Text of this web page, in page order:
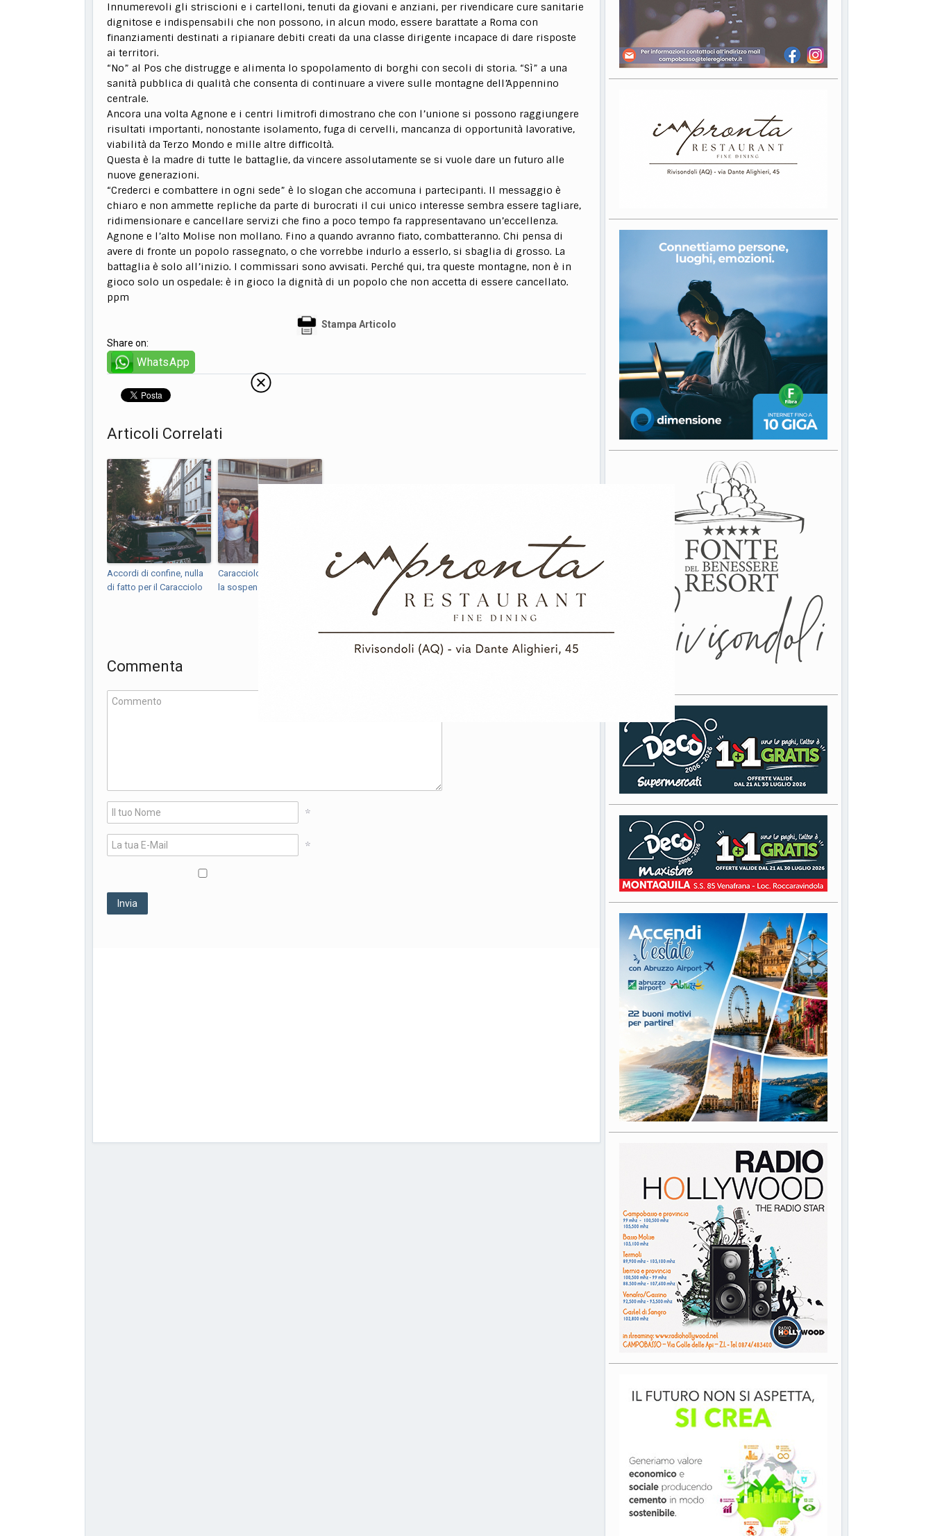
Innumerevoli gli striscioni e i cartelloni, tenuti da giovani e anziani, per rivendicare cure sanitarie
dignitose e indispensabili che non possono, in alcun modo, essere barattate a Roma con
finanziamenti destinati a ripianare debiti creati da una classe dirigente incapace di dare risposte
ai territori.
“No” al Pos che distrugge e alimenta lo spopolamento di borghi con secoli di storia. “Sì” a una
sanità pubblica di qualità che consenta di continuare a vivere sulle montagne dell’Appennino
centrale.
Ancora una volta Agnone e i centri limitrofi dimostrano che con l’unione si possono raggiungere
risultati importanti, nonostante isolamento, fuga di cervelli, mancanza di opportunità lavorative,
viabilità da Terzo Mondo e mille altre difficoltà.
Questa è la madre di tutte le battaglie, da vincere assolutamente se si vuole dare un futuro alle
nuove generazioni.
“Crederci e combattere in ogni sede” è lo slogan che accomuna i partecipanti. Il messaggio è
chiaro e non ammette repliche da parte di burocrati il cui unico interesse sembra essere tagliare,
ridimensionare e cancellare servizi che fino a poco tempo fa rappresentavano un’eccellenza.
Agnone e l’alto Molise non mollano. Fino a quando avranno fiato, combatteranno. Chi pensa di
avere di fronte un popolo rassegnato, o che vorrebbe indurlo a esserlo, si sbaglia di grosso. La
battaglia è solo all’inizio. I commissari sono avvisati. Perché qui, tra queste montagne, non è in
gioco solo un ospedale: è in gioco la dignità di un popolo che non accetta di essere cancellato.
ppm
Stampa Articolo
Share on:
WhatsApp
Articoli Correlati
Accordi di confine, nulla
di fatto per il Caracciolo
Caracciolo, il Tar concede
la sospensiva
Commenta
*
*